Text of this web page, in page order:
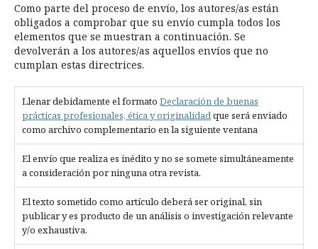
Como parte del proceso de envío, los autores/as están
obligados a comprobar que su envío cumpla todos los
elementos que se muestran a continuación. Se
devolverán a los autores/as aquellos envíos que no
cumplan estas directrices.
Llenar debidamente el formato Declaración de buenas
prácticas profesionales, ética y originalidadque será enviado
como archivo complementario en la siguiente ventana
El envío que realiza es inédito y no se somete simultáneamente
a consideración por ninguna otra revista.
El texto sometido como artículo deberá ser original, sin
publicar y es producto de un análisis o investigación relevante
y/o exhaustiva.